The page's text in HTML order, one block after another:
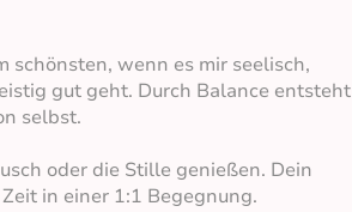
schönsten, wenn es mir seelisch,
gut geht. Durch Balance entsteht
selbst.
oder die Stille genießen. Dein
in einer 1:1 Begegnung.